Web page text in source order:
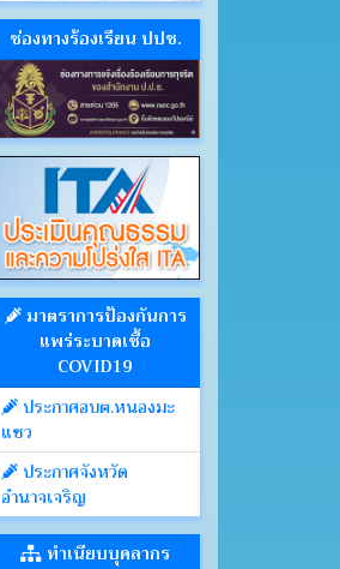
ช่องทางร้องเรียน ปปช.
มาตราการป้องกันการ
แพร่ระบาดเชื้อ
COVID19
ประกาศอบต.หนองมะ
แซว
ประกาศจังหวัด
อำนาจเจริญ
ทำเนียบบุคลากร